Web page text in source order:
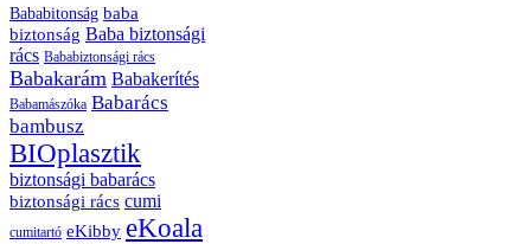
Bababitonság baba
biztonság Baba biztonsági
rács Bababiztonsági rács
Babakarám Babakerítés
Babamászóka Babarács
bambusz
BIOplasztik
biztonsági babarács
biztonsági rács cumi
cumitartó eKibby eKoala